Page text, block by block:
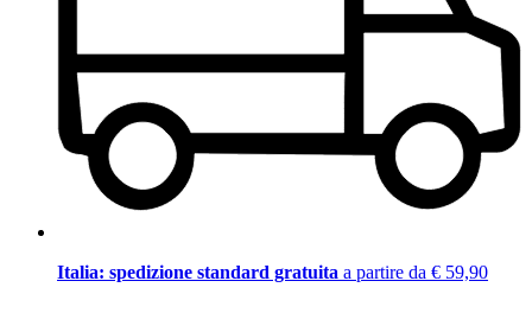
Italia: spedizione standard gratuita a partire da € 59,90